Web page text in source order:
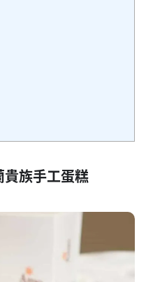
族手工蛋糕